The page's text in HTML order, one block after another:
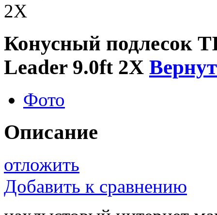
2X
Конусный подлесок
Leader 9.0ft 2X
Фото
Описание
отложить
Добавить к сравнению